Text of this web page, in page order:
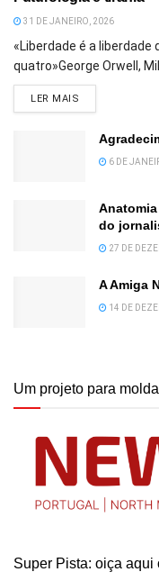
31 DE JANEIRO, 2026
«Liberdade é a liberdade
quatro»George Orwell,
LER MAIS
6 DE
do
27 DE
A Amiga
14 DE
Um projeto para
Super Pista: oiça aqui